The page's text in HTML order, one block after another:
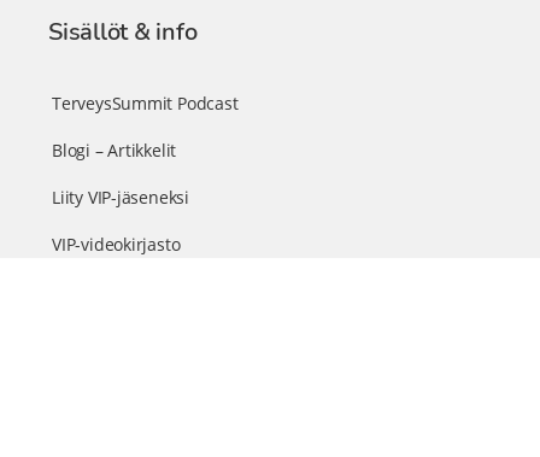
Sisällöt & info
TerveysSummit Podcast
Blogi – Artikkelit
Liity VIP-jäseneksi
VIP-videokirjasto